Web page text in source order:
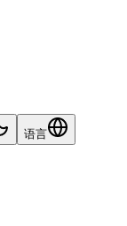
语言